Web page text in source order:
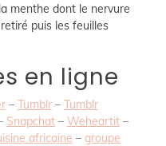
menthe dont le nervure
puis les feuilles
en ligne
– Tumblr– Tumblr
Snapchat– Weheartit–
africaine – groupe